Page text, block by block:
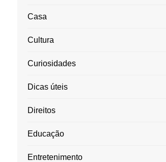
Casa
Cultura
Curiosidades
Dicas úteis
Direitos
Educação
Entretenimento